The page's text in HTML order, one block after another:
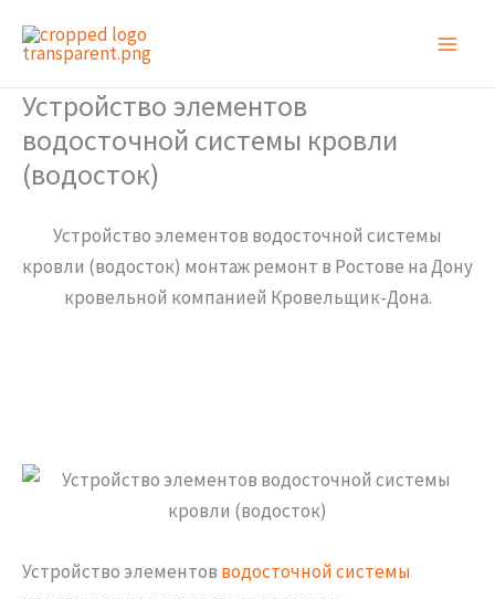
Устройство элементов
водосточной системы кровли
(водосток)
Устройство элементов водосточной системы
кровли (водосток) монтаж ремонт в Ростове на Дону
кровельной компанией Кровельщик-Дона.
Устройство элементов водосточной системы